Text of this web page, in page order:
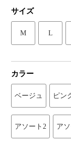
サイズ
M L
カラー
ベージュ ピン
アソート2 ア